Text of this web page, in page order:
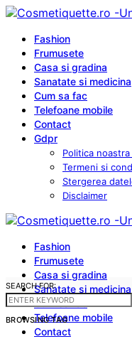
Fashion
Frumusete
Casa si gradina
Sanatate si medicina
Cum sa fac
Telefoane mobile
Contact
Gdpr
Politica
Termeni si
Stergerea
Disclaimer
Fashion
Frumusete
Casa si gradina
Sanatate si medicina
Cum sa fac
Telefoane mobile
Contact
SEARCH FOR:
BROWSING TAG